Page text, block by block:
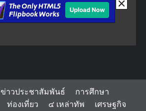
ข่าวประชาสัมพันธ์
การศึกษา
ท่องเที่ยว ๔ เหล่าทัพ เศรษฐกิจ